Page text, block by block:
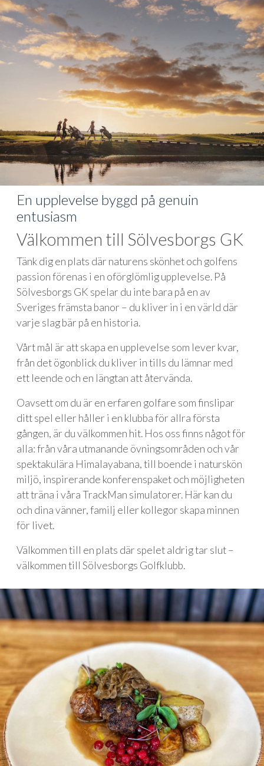
En upplevelse byggd på genuin
entusiasm
Välkommen till Sölvesborgs GK
Tänk dig en plats där naturens skönhet och golfens
passion förenas i en oförglömlig upplevelse. På
Sölvesborgs GK spelar du inte bara på en av
Sveriges främsta banor – du kliver in i en värld där
varje slag bär på en historia.
Vårt mål är att skapa en upplevelse som lever kvar,
från det ögonblick du kliver in tills du lämnar med
ett leende och en längtan att återvända.
Oavsett om du är en erfaren golfare som finslipar
ditt spel eller håller i en klubba för allra första
gången, är du välkommen hit. Hos oss finns något för
alla: från våra utmanande övningsområden och vår
spektakulära Himalayabana, till boende i naturskön
miljö, inspirerande konferenspaket och möjligheten
att träna i våra TrackMan simulatorer. Här kan du
och dina vänner, familj eller kollegor skapa minnen
för livet.
Välkommen till en plats där spelet aldrig tar slut –
välkommen till Sölvesborgs Golfklubb.